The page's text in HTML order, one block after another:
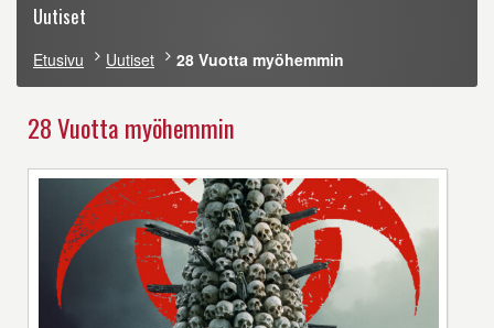
Uutiset
Etusivu Uutiset 28 Vuotta myöhemmin
28 Vuotta myöhemmin